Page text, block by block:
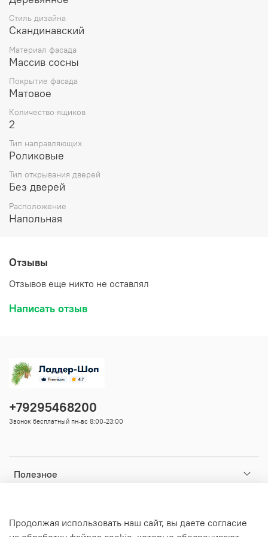
Высота ножек - 110 мм.
Поставляется в разобранном виде.
Стиль дизайна
Скандинавский
Материал фасада
Массив сосны
Покрытие фасада
Матовое
Количество ящиков
2
Тип направляющих
Роликовые
Тип открывания дверей
Без дверей
Расположение
Напольная
Отзывы
Отзывов еще никто не оставлял
Написать отзыв
Полезное
+79295468200
Звонок бесплатный пн-вс 8:00-23:00
Продолжая использовать наш сайт, вы даете согласие